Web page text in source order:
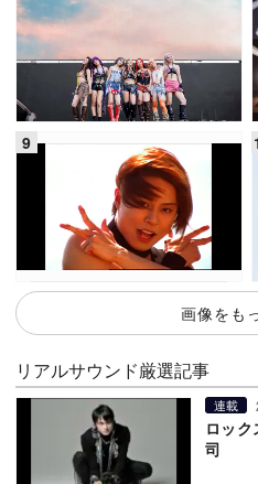
画像をも
リアルサウンド厳選記事
連載
ロッ
司